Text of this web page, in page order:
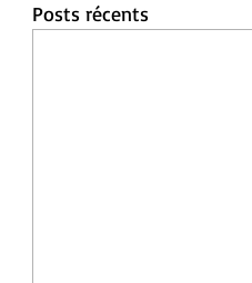
Posts récents